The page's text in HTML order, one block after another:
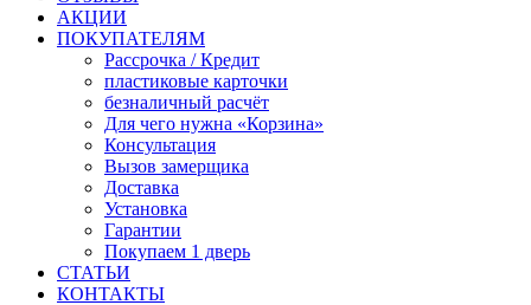
АКЦИИ
ПОКУПАТЕЛЯМ
Рассрочка / Кредит
пластиковые карточки
безналичный расчёт
Для чего нужна «Корзина»
Консультация
Вызов замерщика
Доставка
Установка
Гарантии
Покупаем 1 дверь
СТАТЬИ
КОНТАКТЫ